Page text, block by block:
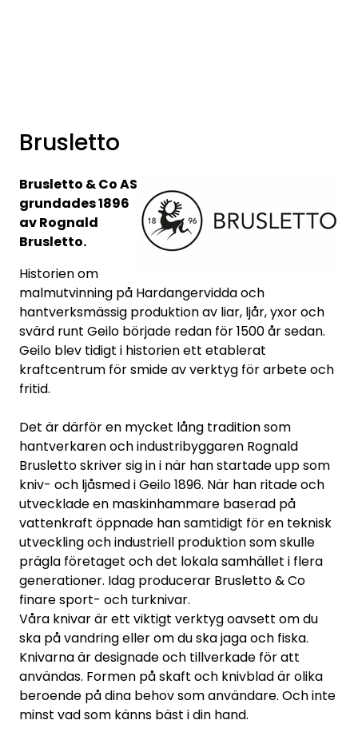
Brusletto
Brusletto & Co AS
grundades 1896
av Rognald
Brusletto.
Historien om
malmutvinning på Hardangervidda och
hantverksmässig produktion av liar, ljår, yxor och
svärd runt Geilo började redan för 1500 år sedan.
Geilo blev tidigt i historien ett etablerat
kraftcentrum för smide av verktyg för arbete och
fritid.
Det är därför en mycket lång tradition som
hantverkaren och industribyggaren Rognald
Brusletto skriver sig in i när han startade upp som
kniv- och ljåsmed i Geilo 1896. När han ritade och
utvecklade en maskinhammare baserad på
vattenkraft öppnade han samtidigt för en teknisk
utveckling och industriell produktion som skulle
prägla företaget och det lokala samhället i flera
generationer. Idag producerar Brusletto & Co
finare sport- och turknivar.
Våra knivar är ett viktigt verktyg oavsett om du
ska på vandring eller om du ska jaga och fiska.
Knivarna är designade och tillverkade för att
användas. Formen på skaft och knivblad är olika
beroende på dina behov som användare. Och inte
minst vad som känns bäst i din hand.
Mediaportalen